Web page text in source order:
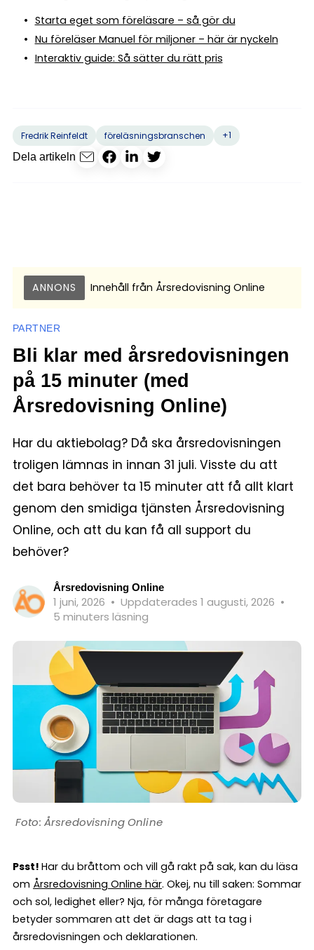
Starta eget som föreläsare – så gör du
Nu föreläser Manuel för miljoner – här är nyckeln
Interaktiv guide: Så sätter du rätt pris
Fredrik Reinfeldt föreläsningsbranschen
+1
Dela artikeln
ANNONS Innehåll från Årsredovisning Online
PARTNER
Bli klar med årsredovisningen
på 15 minuter (med
Årsredovisning Online)
Har du aktiebolag? Då ska årsredovisningen
troligen lämnas in innan 31 juli. Visste du att
det bara behöver ta 15 minuter att få allt klart
genom den smidiga tjänsten Årsredovisning
Online, och att du kan få all support du
behöver?
Årsredovisning Online
1 juni, 2026 • Uppdaterades 1 augusti, 2026 •
5 minuters läsning
Årsredovisning Online
Psst! Har du bråttom och vill gå rakt på sak, kan du läsa
om Årsredovisning Online här. Okej, nu till saken: Sommar
och sol, ledighet eller? Nja, för många företagare
betyder sommaren att det är dags att ta tag i
årsredovisningen och deklarationen.